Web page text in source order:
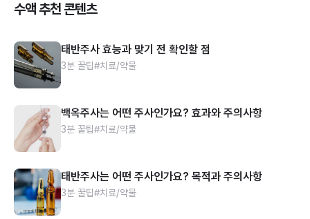
수액 추천 콘텐츠
태반주사 효능과 맞기 전 확인할 점
3분 꿀팁#치료/약물
백옥주사는 어떤 주사인가요? 효과와 주의사항
3분 꿀팁#치료/약물
태반주사는 어떤 주사인가요? 목적과 주의사항
3분 꿀팁#치료/약물